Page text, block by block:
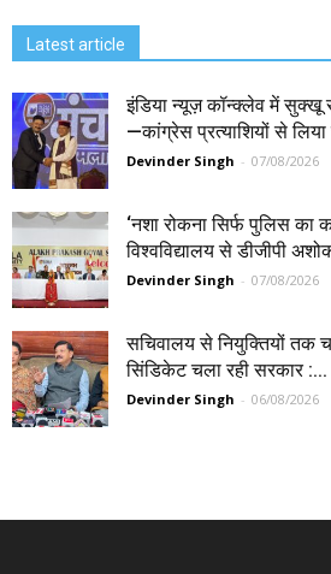
Latest article
इंडिया न्यूज़ कॉन्क्लेव में सुक्खू
—कांग्रेस प्रत्याशियों से लिया
Devinder Singh - 07/08/2026
‘नशा रोकना सिर्फ पुलिस का
विश्वविद्यालय से डीजीपी
Devinder Singh - 07/08/2026
सचिवालय से नियुक्तियों तक
सिंडिकेट चला रही सरकार :...
Devinder Singh - 06/08/2026